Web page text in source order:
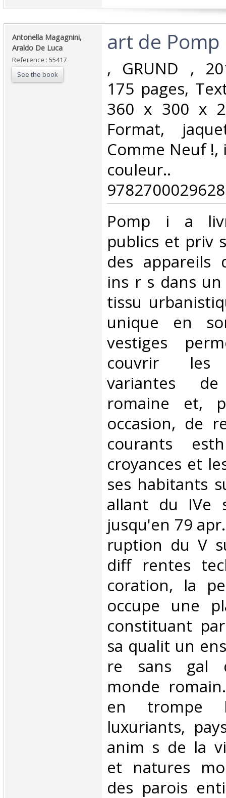
‎Antonella Magagnini,
Araldo De Luca‎
Reference : 55417
See the book
‎art de Pomp
‎, GRUND ,
175 pages,
360 x 300 x
Format,
Comme Neuf
‎Pomp i a
publics et priv
des appareils
ins r s dans
tissu
unique en
vestiges
couvrir les
variantes
romaine et,
occasion, de
courants
croyances et
ses habitants
allant du IVe
jusqu'en 79
ruption du V
diff rentes
coration, la
occupe une
constituant
sa qualit un
re sans gal
monde
en trompe
luxuriants,
anim s de la
et natures
des parois